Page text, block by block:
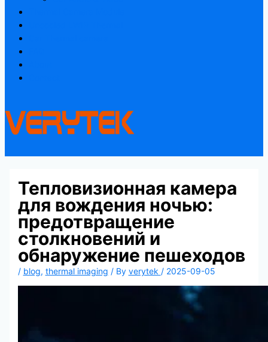
Тепловизионная камера
для вождения ночью:
предотвращение
столкновений и
обнаружение пешеходов
/ blog, thermal imaging / By verytek / 2025-09-05